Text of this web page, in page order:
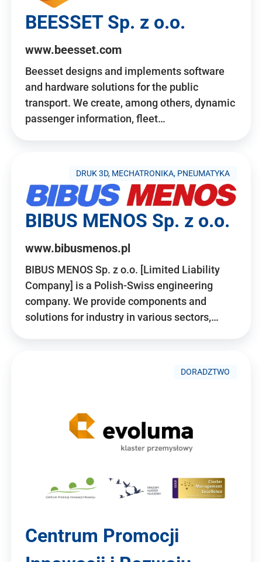
BEESSET Sp. z o.o.
www.beesset.com
Beesset designs and implements software
and hardware solutions for the public
transport. We create, among others, dynamic
passenger information, fleet…
DRUK 3D, MECHATRONIKA, PNEUMATYKA
BIBUS MENOS Sp. z o.o.
www.bibusmenos.pl
BIBUS MENOS Sp. z o.o. [Limited Liability
Company] is a Polish-Swiss engineering
company. We provide components and
solutions for industry in various sectors,…
DORADZTWO
Centrum Promocji